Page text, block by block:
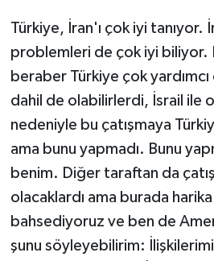
Türkiye, İran'ı çok iyi tanıyor.
problemleri de çok iyi biliyor.
beraber Türkiye çok
dahil de olabilirlerdi, İsrail ile
nedeniyle bu çatışmaya
ama bunu yapmadı. Bunu
benim. Diğer taraftan da
olacaklardı ama burada
bahsediyoruz ve ben de
şunu söyleyebilirim: